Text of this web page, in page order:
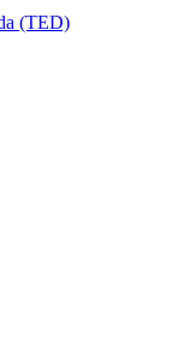
(TED)